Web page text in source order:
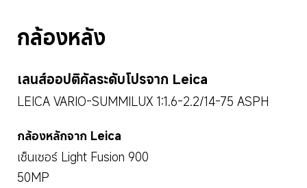
กล้องหลัง
เลนส์ออปติคัลระดับโปรจาก Leica
LEICA VARIO-SUMMILUX 1:1.6-2.2/14-75 ASPH
กล้องหลักจาก Leica
เซ็นเซอร์ Light Fusion 900
50MP